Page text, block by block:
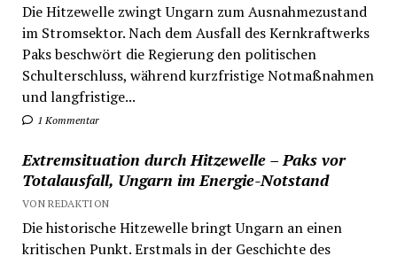
Die Hitzewelle zwingt Ungarn zum Ausnahmezustand
im Stromsektor. Nach dem Ausfall des Kernkraftwerks
Paks beschwört die Regierung den politischen
Schulterschluss, während kurzfristige Notmaßnahmen
und langfristige...
1 Kommentar
Extremsituation durch Hitzewelle – Paks vor
Totalausfall, Ungarn im Energie-Notstand
VON REDAKTION
Die historische Hitzewelle bringt Ungarn an einen
kritischen Punkt. Erstmals in der Geschichte des